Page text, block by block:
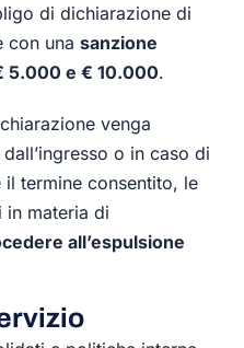
di dichiarazione di
con unasanzione
5.000 e € 10.000.
venga
o in caso di
termine consentito, le
in materia di
all’espulsione